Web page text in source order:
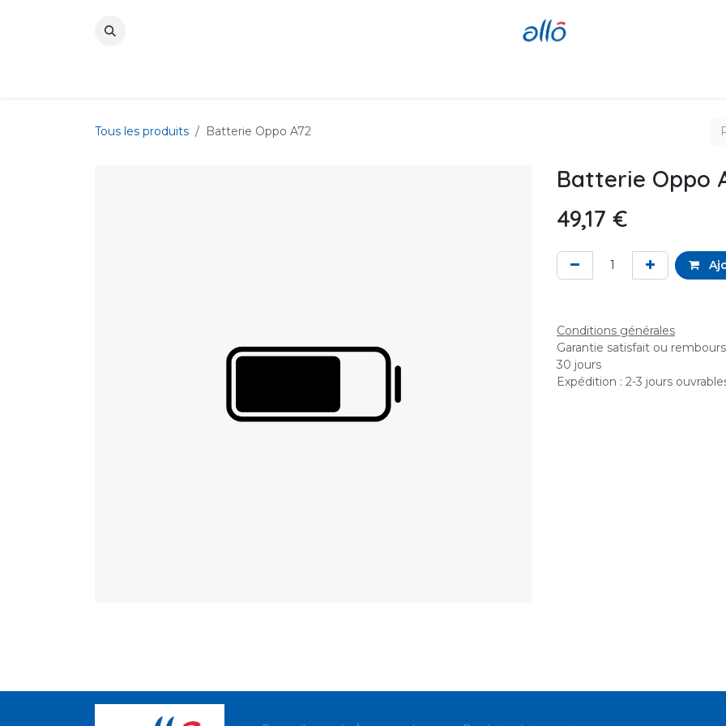
Tous les produits Batterie Oppo A72
Batterie Oppo
49,17 €
Conditions générales
Garantie satisfait ou
30 jours
Expédition : 2-3 jours